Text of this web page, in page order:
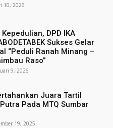
10, 2026
DPD IKA
Sukses Gelar
“Peduli Ranah Minang –
Raso”
9, 2026
Juara Tartil
Pada MTQ Sumbar
19, 2025